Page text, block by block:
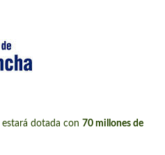
dotada con 70 millones de